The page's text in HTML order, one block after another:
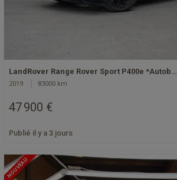
LandRover Range Rover Sport P400e *Autob…
2019 83000 km
47 900 €
Publié il y a 3 jours
NOUVEAU